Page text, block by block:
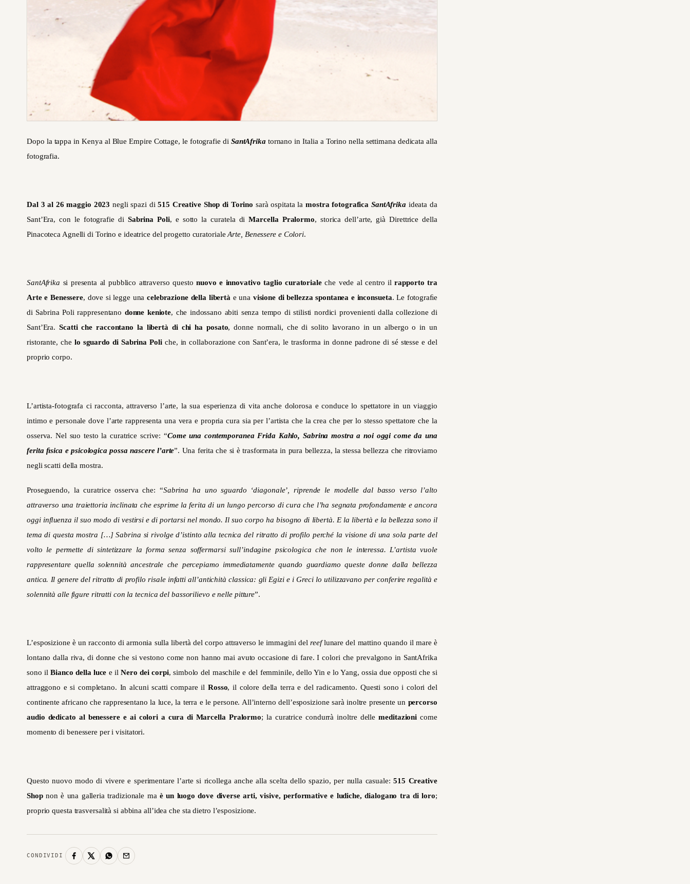
Dopo la tappa in Kenya al Blue Empire Cottage, le fotografie di SantAfrika tornano in Italia a Torino nella settimana dedicata alla
fotografia.
Dal 3 al 26 maggio 2023 negli spazi di515 Creative Shop di Torino sarà ospitata lamostra fotografica SantAfrika ideata da
Sant’Era, con le fotografie di Sabrina Poli, e sotto la curatela di Marcella Pralormo, storica dell’arte, già Direttrice della
Pinacoteca Agnelli di Torino e ideatrice del progetto curatorialeArte, Benessere e Colori.
SantAfrika si presenta al pubblico attraverso questonuovo e innovativo taglio curatorialeche vede al centro ilrapporto tra
Arte e Benessere, dove si legge unacelebrazione della libertà e una visione di bellezza spontanea e inconsueta. Le fotograﬁe
di Sabrina Poli rappresentano donne keniote, che indossano abiti senza tempo di stilisti nordici provenienti dalla collezione di
Sant’Era.Scatti che raccontano la libertà di chi ha posato, donne normali, che di solito lavorano in un albergo o in un
ristorante, che lo sguardo di Sabrina Poliche, in collaborazione con Sant’era, le trasforma in donne padrone di sé stesse e del
proprio corpo.
L’artista-fotografa ci racconta, attraverso l’arte, la sua esperienza di vita anche dolorosa e conduce lo spettatore in un viaggio
intimo e personale dove l’arte rappresenta una vera e propria cura sia per l’artista che la crea che per lo stesso spettatore che la
osserva. Nel suo testo la curatrice scrive: “Come una contemporanea Frida Kahlo, Sabrina mostra a noi oggi come da una
ferita ﬁsica e psicologica possa nascere l’arte”. Una ferita che si è trasformata in pura bellezza, la stessa bellezza che ritroviamo
negli scatti della mostra.
Proseguendo, la curatrice osserva che: “Sabrina ha uno sguardo ‘diagonale’, riprende le modelle dal basso verso l’alto
attraverso una traiettoria inclinata che esprime la ferita di un lungo percorso di cura che l’ha segnata profondamente e ancora
oggi inﬂuenza il suo modo di vestirsi e di portarsi nel mondo. Il suo corpo ha bisogno di libertà. E la libertà e la bellezza sono il
tema di questa mostra […] Sabrina si rivolge d’istinto alla tecnica del ritratto di profilo perché la visione di una sola parte del
volto le permette di sintetizzare la forma senza soffermarsi sull’indagine psicologica che non le interessa. L’artista vuole
rappresentare quella solennità ancestrale che percepiamo immediatamente quando guardiamo queste donne dalla bellezza
antica. Il genere del ritratto di profilo risale infatti all’antichità classica: gli Egizi e i Greci lo utilizzavano per conferire regalità e
solennità alle figure ritratti con la tecnica del bassorilievo e nelle pitture”.
L’esposizione è un racconto di armonia sulla libertà del corpo attraverso le immagini del reeflunare del mattino quando il mare è
lontano dalla riva, di donne che si vestono come non hanno mai avuto occasione di fare.I colori che prevalgono in SantAfrika
sono ilBianco della luce e ilNero dei corpi, simbolo del maschile e del femminile, dello Yin e lo Yang, ossia due opposti che si
attraggono e si completano. In alcuni scatti compare il Rosso, il colore della terra e del radicamento. Questi sono i colori del
continente africano che rappresentano la luce, la terra e le persone. All’interno dell’esposizione sarà inoltre presente un percorso
audio dedicato al benessere e ai colori a cura di Marcella Pralormo; la curatrice condurrà inoltre dellemeditazioni come
momento di benessere per i visitatori.
Questo nuovo modo di vivere e sperimentare l’arte si ricollega anche alla scelta dello spazio, per nulla casuale:515 Creative
Shopnon è una galleria tradizionale ma è un luogo dove diverse arti, visive, performative e ludiche, dialogano tra di loro;
proprio questa trasversalità si abbina all’idea che sta dietro l’esposizione.
CONDIVIDI